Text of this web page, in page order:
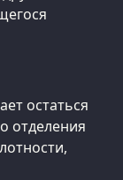
остаться
отделения